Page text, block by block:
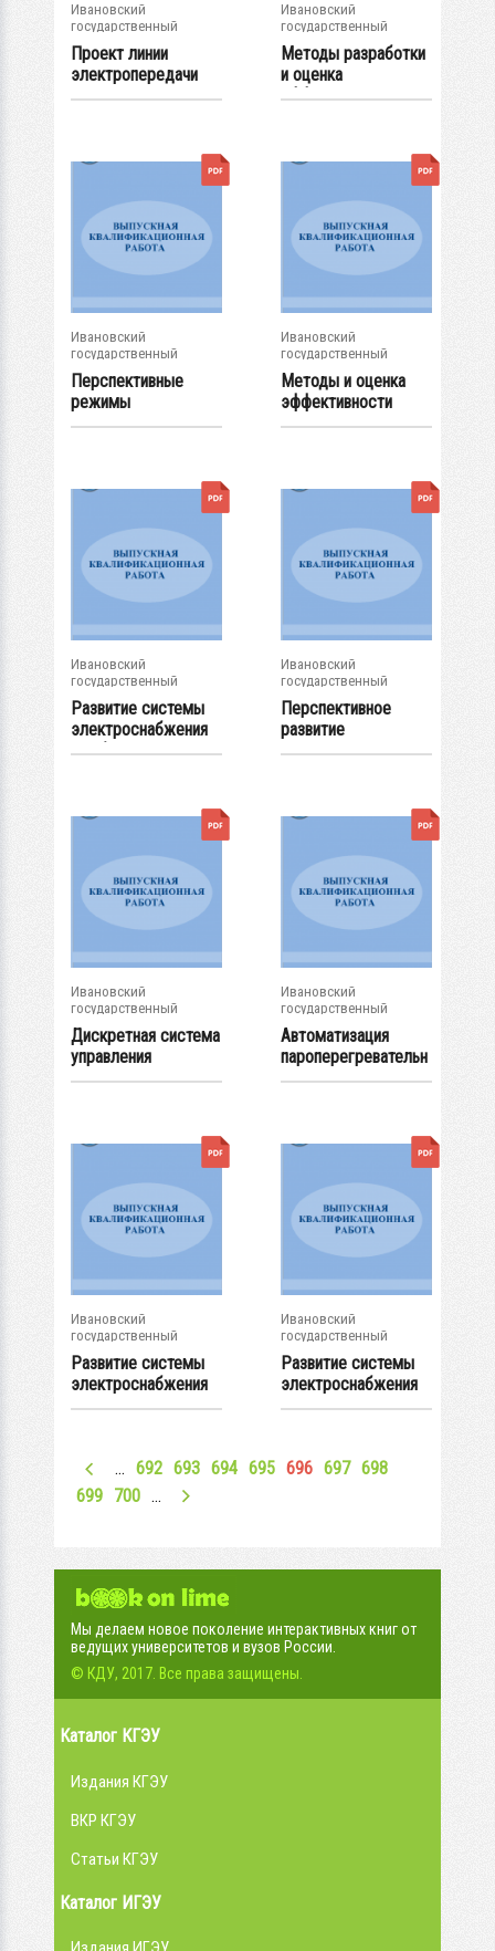
Ивановский
государственный
энергетический...
Проект линии
электропередачи
сверхвысокого...
Ивановский
государственный
энергетический...
Методы разработки
и оценка
эффективности
Ивановский
государственный
энергетический...
Перспективные
режимы
электрической сети
Ивановский
государственный
энергетический...
Методы и оценка
эффективности
проектных решений
Ивановский
государственный
энергетический...
Развитие системы
электроснабжения
комбината...
Ивановский
государственный
энергетический...
Перспективное
развитие
электрической сети
Ивановский
государственный
энергетический...
Дискретная система
управления
электроприводом...
Ивановский
государственный
энергетический...
Автоматизация
пароперегревательн
ого тракта котла...
Ивановский
государственный
энергетический...
Развитие системы
электроснабжения
предприятия по...
Ивановский
государственный
энергетический...
Развитие системы
электроснабжения
текстильного...
… 692 693 694 695 696 697 698
699 700 …
Мы делаем новое поколение интерактивных книг от
ведущих университетов и вузов России.
© КДУ, 2017. Все права защищены.
Каталог КГЭУ
Издания КГЭУ
ВКР КГЭУ
Статьи КГЭУ
Каталог ИГЭУ